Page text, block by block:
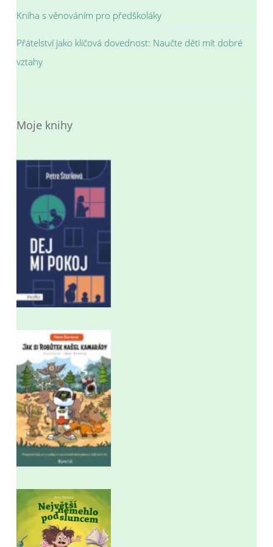
Kniha s věnováním pro předškoláky
Přátelství jako klíčová dovednost: Naučte děti mít dobré
vztahy
Moje knihy